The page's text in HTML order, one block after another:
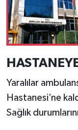
Yaralılar
Hastanesi’ne
Sağlık